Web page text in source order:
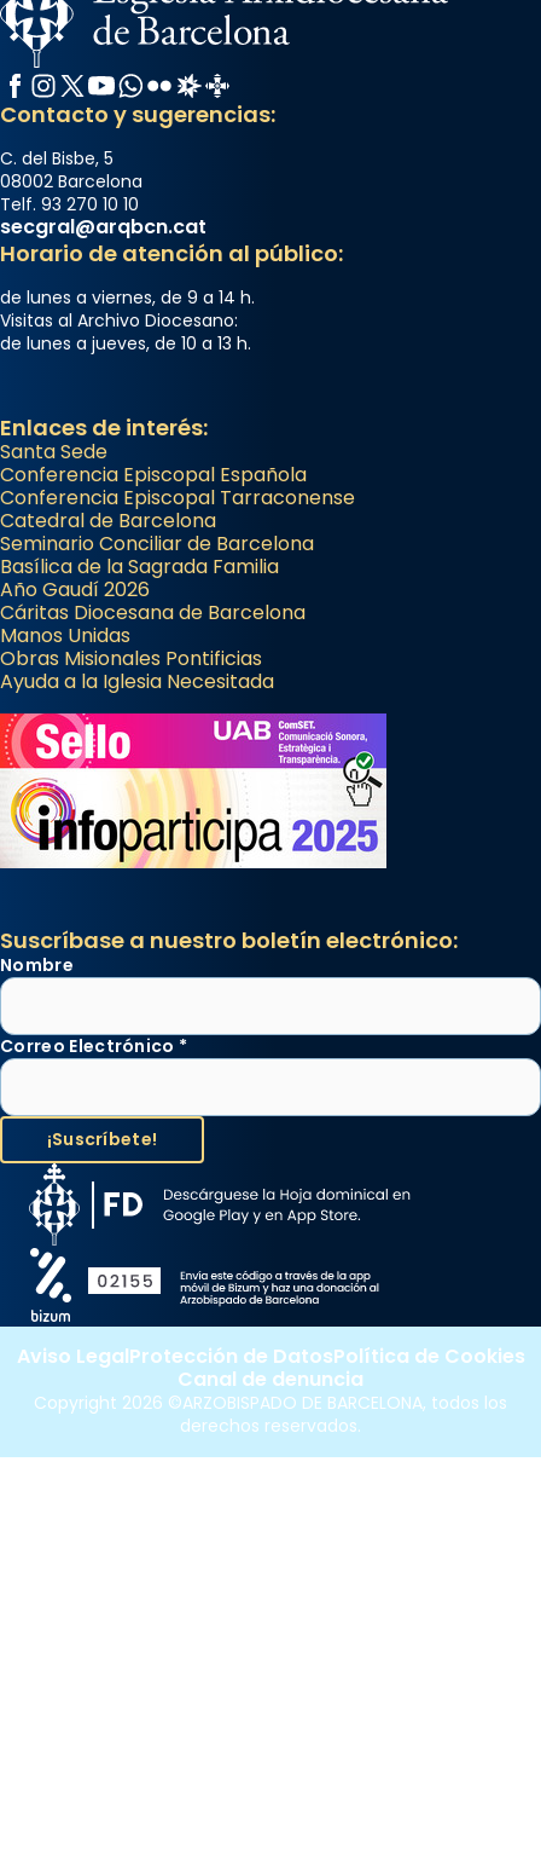
Facebook
Instagram
X / Twitter
YouTube
WhatsApp
FlickrRadio Estel
Catalunya Cristiana
Contacto y sugerencias:
C. del Bisbe, 5
08002 Barcelona
Telf. 93 270 10 10
secgral@arqbcn.cat
Horario de atención al público:
de lunes a viernes, de 9 a 14 h.
Visitas al Archivo Diocesano:
de lunes a jueves, de 10 a 13 h.
Enlaces de interés:
Santa Sede
Conferencia Episcopal Española
Conferencia Episcopal Tarraconense
Catedral de Barcelona
Seminario Conciliar de Barcelona
Basílica de la Sagrada Familia
Año Gaudí 2026
Cáritas Diocesana de Barcelona
Manos Unidas
Obras Misionales Pontificias
Ayuda a la Iglesia Necesitada
Suscríbase a nuestro boletín electrónico:
Nombre
Correo Electrónico *
Copyright 2026 ©ARZOBISPADO DE BARCELONA, todos los
derechos reservados.
Aviso LegalProtección de DatosPolítica de Cookies
Canal de denuncia